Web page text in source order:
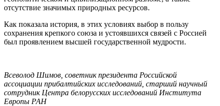
отсутствие значимых природных ресурсов.
Как показала история, в этих условиях выбор в пользу
сохранения крепкого союза и устоявшихся связей с Россией
был проявлением высшей государственной мудрости.
Всеволод Шимов, советник президента Российской
ассоциации прибалтийских исследований, старший научный
сотрудник Центра белорусских исследований Института
Европы РАН